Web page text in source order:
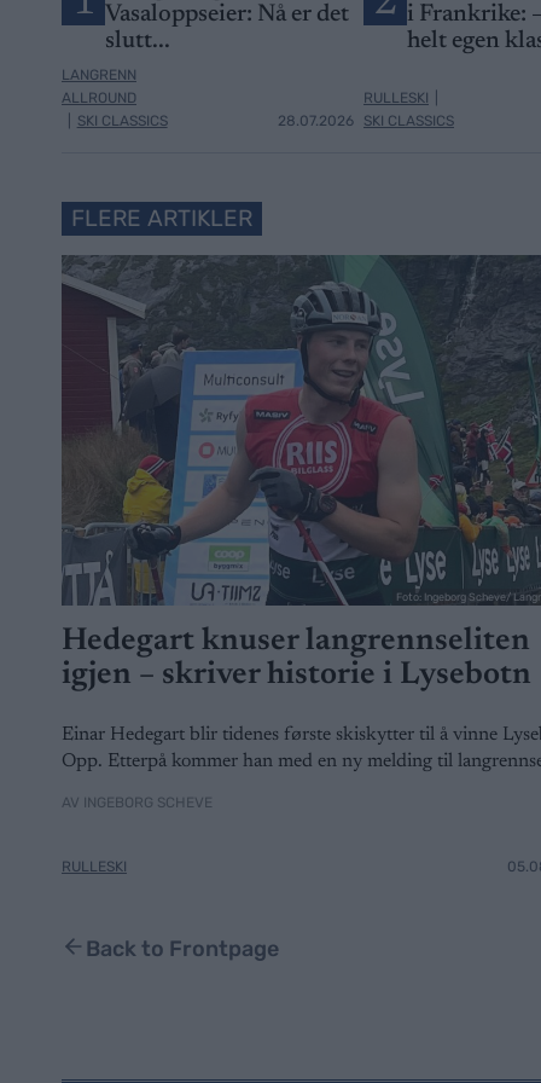
Vasaloppseier: Nå er det
slutt...
LANGRENN
ALLROUND
SKI CLASSICS 28.07.2026
i Frankrike:
helt egen
RULLESKI
SKI CLASSICS
FLERE ARTIKLER
Foto: Ingeborg Scheve/
Hedegart knuser langrennseliten
igjen – skriver historie i Lysebotn
Einar Hedegart blir tidenes første skiskytter til å vinne
Opp. Etterpå kommer han med en ny melding til
AV INGEBORG SCHEVE
RULLESKI
Back to Frontpage